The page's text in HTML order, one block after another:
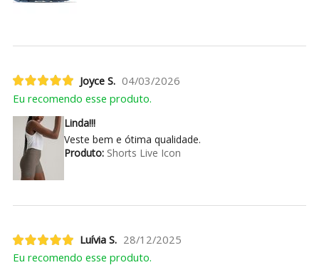
Joyce S. 04/03/2026
Eu recomendo esse produto.
Linda!!!
Veste bem e ótima qualidade.
Produto:Shorts Live Icon
Luívia S. 28/12/2025
Eu recomendo esse produto.